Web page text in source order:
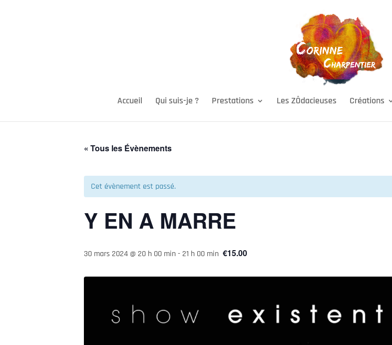
Accueil Qui suis-je ? Prestations Les ZÔdacieuses Créations
« Tous les Évènements
Cet évènement est passé.
Y EN A MARRE
30 mars 2024 @ 20 h 00 min-21 h 00 min €15.00